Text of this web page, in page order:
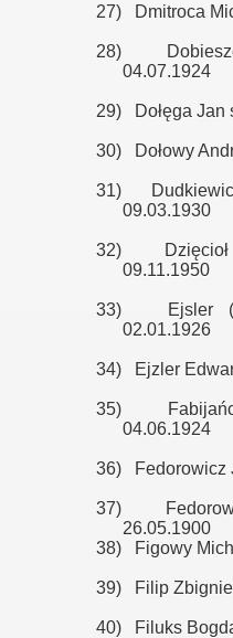
27) Dmitroca
28)
04.07.1924
29) Dołęga Jan
30) Dołowy
31)
09.03.1930
32)
Dzięcioł
09.11.1950
33)
Ejsler
02.01.1926
34) Ejzler
35)
04.06.1924
36) Fedorowicz
37)
26.05.1900
38)
Figowy
39) Filip
40) Filuks